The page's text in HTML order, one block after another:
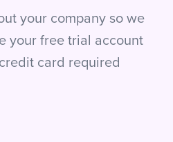
your company so we
your free trial account
card required